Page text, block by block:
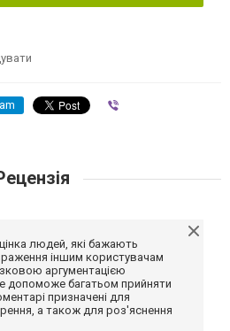
людей, які бажають
іншим користувачам
аргументацією
допоможе багатьом прийняти
призначені для
а також для роз'яснення